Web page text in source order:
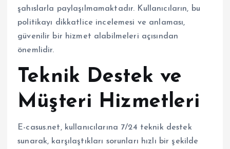
şahıslarla paylaşılmamaktadır. Kullanıcıların, bu
politikayı dikkatlice incelemesi ve anlaması,
güvenilir bir hizmet alabilmeleri açısından
önemlidir.
Teknik Destek ve
Müşteri Hizmetleri
E-casus.net, kullanıcılarına 7/24 teknik destek
sunarak, karşılaştıkları sorunları hızlı bir şekilde